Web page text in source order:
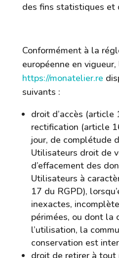
des fins statistiques et
Conformément à la
européenne en
https://monatelier.re
suivants :
droit d’accès (article
rectification (article
jour, de complétude
Utilisateurs droit de
d’effacement des
Utilisateurs à
17 du RGPD),
inexactes,
périmées, ou dont la
l’utilisation, la
conservation est
droit de retirer à tout